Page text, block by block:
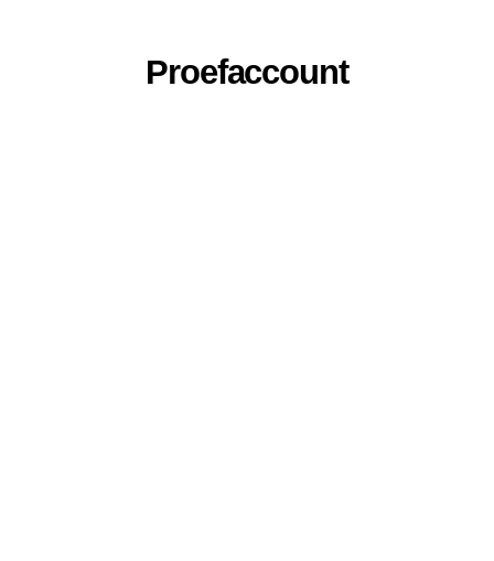
Proefaccount